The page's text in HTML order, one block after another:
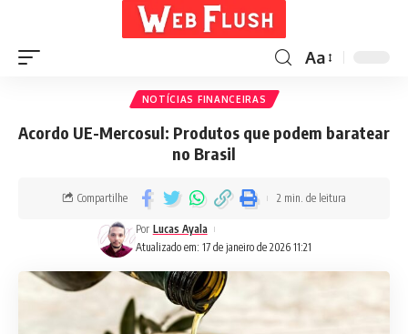
Aa
NOTÍCIAS FINANCEIRAS
Acordo UE-Mercosul: Produtos que podem baratear
no Brasil
Atualizado em: 17 de janeiro de 2026 11:21
Por Lucas Ayala
Compartilhe 2 min. de leitura